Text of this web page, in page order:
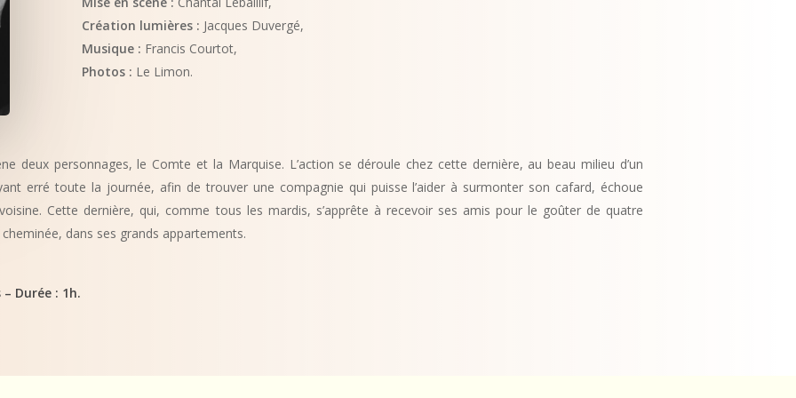
Création lumières : Jacques Duvergé,
Musique : Francis Courtot,
Photos : Le Limon.
deux personnages, le Comte et la Marquise. L’action se déroule chez cette dernière, au beau milieu d’un
erré toute la journée, afin de trouver une compagnie qui puisse l’aider à surmonter son cafard, échoue
Cette dernière, qui, comme tous les mardis, s’apprête à recevoir ses amis pour le goûter de quatre
dans ses grands appartements.
Durée : 1h.